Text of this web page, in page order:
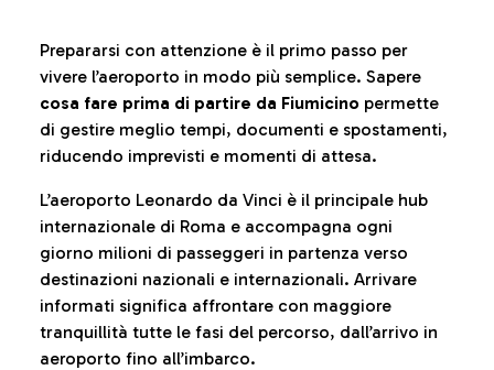
Prepararsi con attenzione è il primo passo per
vivere l’aeroporto in modo più semplice. Sapere
cosa fare prima di partire da Fiumicino permette
di gestire meglio tempi, documenti e spostamenti,
riducendo imprevisti e momenti di attesa.
L’aeroporto Leonardo da Vinci è il principale hub
internazionale di Roma e accompagna ogni
giorno milioni di passeggeri in partenza verso
destinazioni nazionali e internazionali. Arrivare
informati significa affrontare con maggiore
tranquillità tutte le fasi del percorso, dall’arrivo in
aeroporto fino all’imbarco.